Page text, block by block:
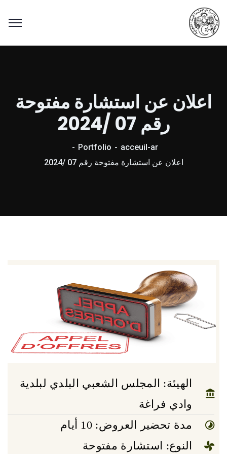
اعلان عن استشارة مفتوحة
رقم 07 /2024
acceuil-ar
Portfolio
اعلان عن استشارة مفتوحة رقم 07 /2024
الهيئة: المجلس الشعبي البلدي لبلدية
وادي فراغة
مدة تحضير العروض: 10 أيام
النوع: استشارة مفتوحة